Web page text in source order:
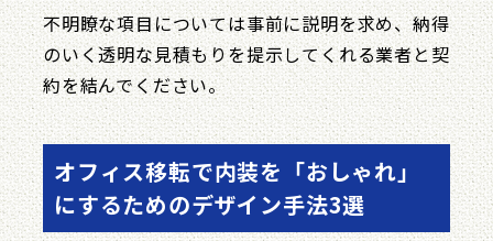
不明瞭な項目については事前に説明を求め、納得
のいく透明な見積もりを提示してくれる業者と契
約を結んでください。
オフィス移転で内装を「おしゃれ」
にするためのデザイン手法3選